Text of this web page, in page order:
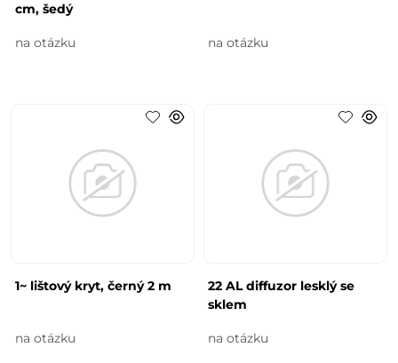
cm, šedý
na otázku na otázku
1~ lištový kryt, černý 2 m
na otázku
22 AL diffuzor lesklý se
sklem
na otázku